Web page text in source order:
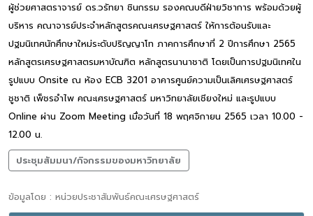
ผู้ช่วยศาสตราจารย์ ดร.วรัทยา ชินกรรม รองคณบดีฝ่ายวิชาการ พร้อมด้วยผู้
บริหาร คณาจารย์ประจำหลักสูตรคณะเศรษฐศาสตร์ ให้การต้อนรับและ
ปฐมนิเทศนักศึกษาใหม่ระดับปริญญาโท ภาคการศึกษาที่ 2 ปีการศึกษา 2565
หลักสูตรเศรษฐศาสตรมหาบัณฑิต หลักสูตรนานาชาติ โดยเป็นการปฐมนิเทศใน
รูปแบบ Onsite ณ ห้อง ECB 3201 อาคารศูนย์ความเป็นเลิศเศรษฐศาสตร์
ชูชาติ เพ็ชรอำไพ คณะเศรษฐศาสตร์ มหาวิทยาลัยเชียงใหม่ และรูปแบบ
Online ผ่าน Zoom Meeting เมื่อวันที่ 18 พฤศจิกายน 2565 เวลา 10.00 -
12.00 น.
ประชุมสัมมนา/กิจกรรมของมหาวิทยาลัย
ข้อมูลโดย : หน่วยประชาสัมพันธ์คณะเศรษฐศาสตร์